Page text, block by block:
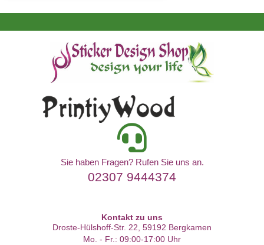
Sie haben Fragen? Rufen Sie uns an.
02307 9444374
Kontakt zu uns
Droste-Hülshoff-Str. 22, 59192 Bergkamen
Mo. - Fr.: 09:00-17:00 Uhr